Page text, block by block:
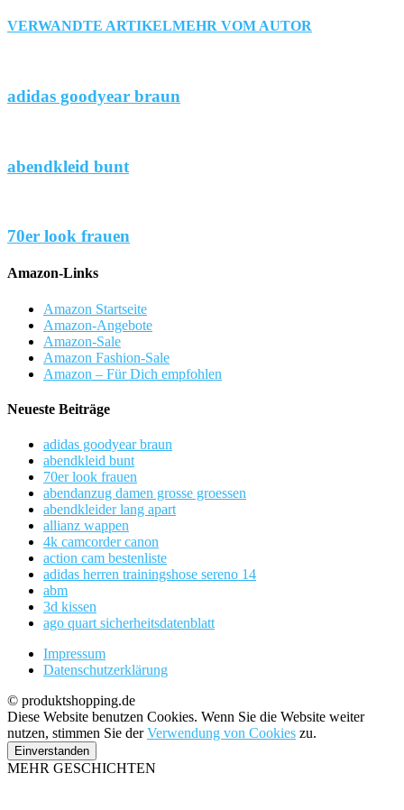
VERWANDTE ARTIKELMEHR VOM AUTOR
adidas goodyear braun
abendkleid bunt
70er look frauen
Amazon-Links
Amazon Startseite
Amazon-Angebote
Amazon-Sale
Amazon Fashion-Sale
Amazon – Für Dich empfohlen
Neueste Beiträge
adidas goodyear braun
abendkleid bunt
70er look frauen
abendanzug damen grosse groessen
abendkleider lang apart
allianz wappen
4k camcorder canon
action cam bestenliste
adidas herren trainingshose sereno 14
abm
3d kissen
ago quart sicherheitsdatenblatt
Impressum
Datenschutzerklärung
© produktshopping.de
Diese Website benutzen Cookies. Wenn Sie die Website weiter
nutzen, stimmen Sie derVerwendung von Cookies zu.
Einverstanden
MEHR GESCHICHTEN